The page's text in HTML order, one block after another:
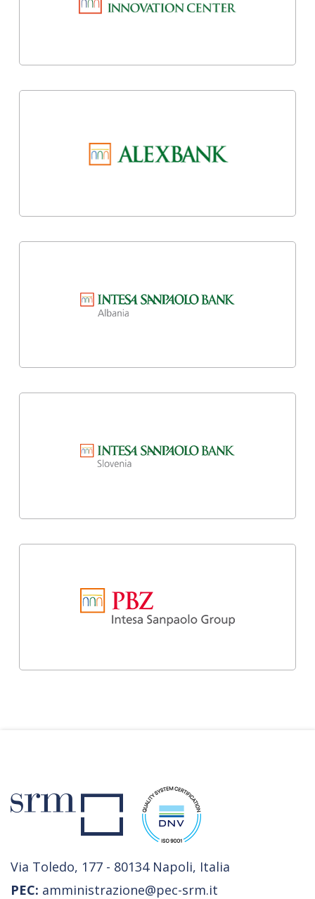
Via Toledo, 177 - 80134 Napoli, Italia
PEC: amministrazione@pec-srm.it